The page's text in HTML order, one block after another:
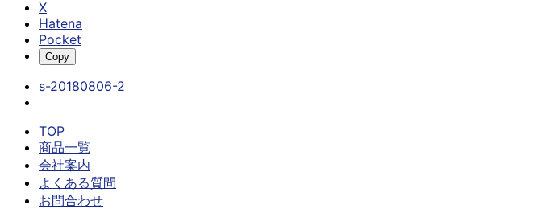
X
Hatena
Pocket
Copy
s-20180806-2
TOP
商品一覧
会社案内
よくある質問
お問合わせ